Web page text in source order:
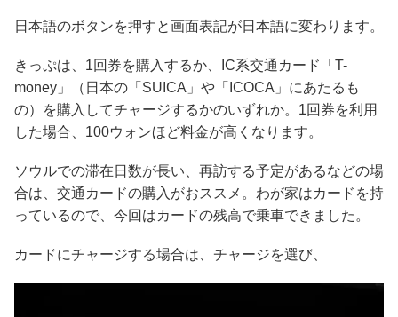
日本語のボタンを押すと画面表記が日本語に変わります。
きっぷは、1回券を購入するか、IC系交通カード「T-
money」（日本の「SUICA」や「ICOCA」にあたるも
の）を購入してチャージするかのいずれか。1回券を利用
した場合、100ウォンほど料金が高くなります。
ソウルでの滞在日数が長い、再訪する予定があるなどの場
合は、交通カードの購入がおススメ。わが家はカードを持
っているので、今回はカードの残高で乗車できました。
カードにチャージする場合は、チャージを選び、